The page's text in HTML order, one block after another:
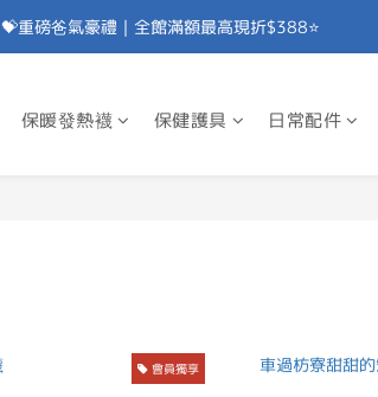
加入會員⭐即享100元折價券⭐
💝重磅爸氣豪禮｜全館滿額最高現折$388⭐
加入會員⭐即享100元折價券⭐
保暖發熱襪 保健護具 日常配件
會員獨享